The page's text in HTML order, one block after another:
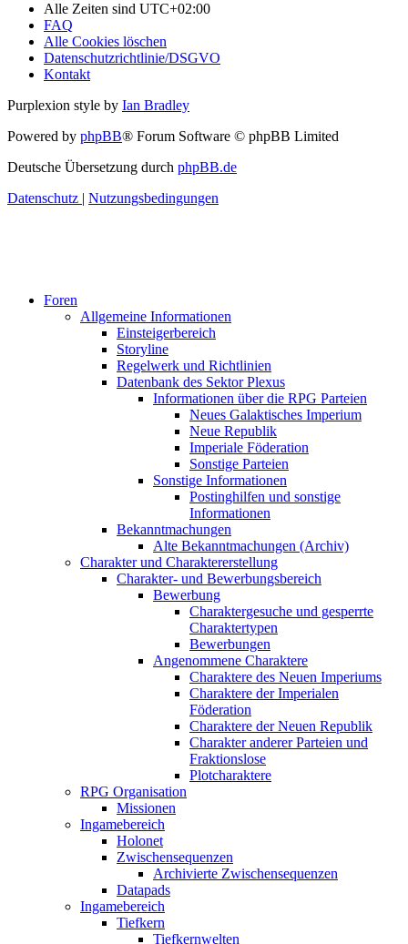
Alle Zeiten sind UTC+02:00
FAQ
Alle Cookies löschen
Datenschutzrichtlinie/DSGVO
Kontakt
Purplexion style by Ian Bradley
Powered by phpBB® Forum Software © phpBB Limited
Deutsche Übersetzung durch phpBB.de
Datenschutz | Nutzungsbedingungen
Foren
Allgemeine Informationen
Einsteigerbereich
Storyline
Regelwerk und Richtlinien
Datenbank des Sektor Plexus
Informationen über die RPG Parteien
Neues Galaktisches Imperium
Neue Republik
Imperiale Föderation
Sonstige Parteien
Sonstige Informationen
Postinghilfen und sonstige
Informationen
Bekanntmachungen
Alte Bekanntmachungen (Archiv)
Charakter und Charaktererstellung
Charakter- und Bewerbungsbereich
Bewerbung
Charaktergesuche und gesperrte
Charaktertypen
Bewerbungen
Angenommene Charaktere
Charaktere des Neuen Imperiums
Charaktere der Imperialen
Föderation
Charaktere der Neuen Republik
Charakter anderer Parteien und
Fraktionslose
Plotcharaktere
RPG Organisation
Missionen
Ingamebereich
Holonet
Zwischensequenzen
Archivierte Zwischensequenzen
Datapads
Ingamebereich
Tiefkern
Tiefkernwelten